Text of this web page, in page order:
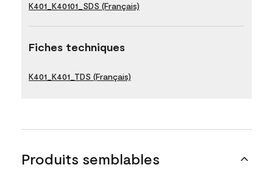
K401_K40101_SDS (Français)
Fiches techniques
K401_K401_TDS (Français)
Produits semblables